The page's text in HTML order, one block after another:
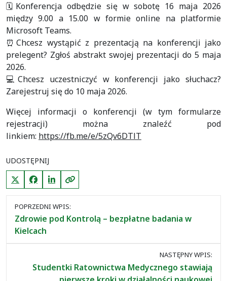
🗓️Konferencja odbędzie się w sobotę 16 maja 2026
między 9.00 a 15.00 w formie online na platformie
Microsoft Teams.
⏰Chcesz wystąpić z prezentacją na konferencji jako
prelegent? Zgłoś abstrakt swojej prezentacji do 5 maja
2026.
💻Chcesz uczestniczyć w konferencji jako słuchacz?
Zarejestruj się do 10 maja 2026.
Więcej informacji o konferencji (w tym formularze
rejestracji) można znaleźć pod
linkiem: https://fb.me/e/5zQv6DTlT
UDOSTĘPNIJ
X (Twitter)FacebookLinkedInKopiuj link
Nawigacja
między
wpisami
POPRZEDNI WPIS:
Zdrowie pod Kontrolą – bezpłatne badania w
Kielcach
NASTĘPNY WPIS:
Studentki Ratownictwa Medycznego stawiają